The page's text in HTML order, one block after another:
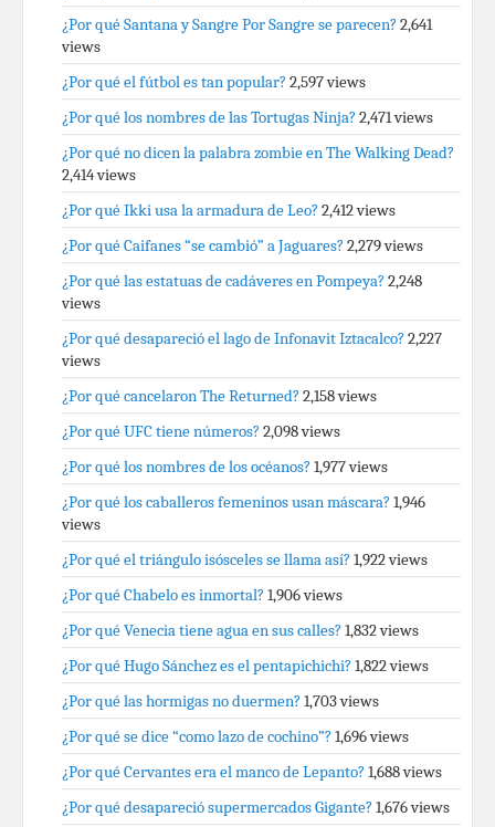
¿Por qué Santana y Sangre Por Sangre se parecen? 2,641
views
¿Por qué el fútbol es tan popular? 2,597 views
¿Por qué los nombres de las Tortugas Ninja? 2,471 views
¿Por qué no dicen la palabra zombie en The Walking Dead?
2,414 views
¿Por qué Ikki usa la armadura de Leo? 2,412 views
¿Por qué Caifanes “se cambió” a Jaguares? 2,279 views
¿Por qué las estatuas de cadáveres en Pompeya? 2,248
views
¿Por qué desapareció el lago de Infonavit Iztacalco? 2,227
views
¿Por qué cancelaron The Returned? 2,158 views
¿Por qué UFC tiene números? 2,098 views
¿Por qué los nombres de los océanos? 1,977 views
¿Por qué los caballeros femeninos usan máscara? 1,946
views
¿Por qué el triángulo isósceles se llama así? 1,922 views
¿Por qué Chabelo es inmortal? 1,906 views
¿Por qué Venecia tiene agua en sus calles? 1,832 views
¿Por qué Hugo Sánchez es el pentapichichi? 1,822 views
¿Por qué las hormigas no duermen? 1,703 views
¿Por qué se dice “como lazo de cochino”? 1,696 views
¿Por qué Cervantes era el manco de Lepanto? 1,688 views
¿Por qué desapareció supermercados Gigante? 1,676 views